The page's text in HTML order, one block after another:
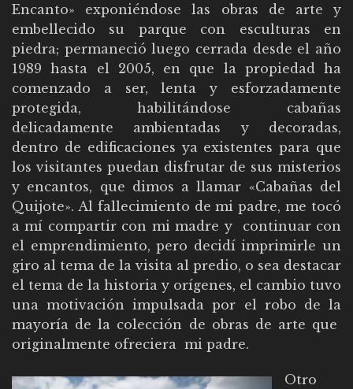
Encanto» exponiéndose las obras de arte y
embellecido su parque con esculturas en
piedra; permaneció luego cerrada desde el año
1989 hasta el 2005, en que la propiedad ha
comenzado a ser, lenta y esforzadamente
protegida, habilitándose cabañas
delicadamente ambientadas y decoradas,
dentro de edificaciones ya existentes para que
los visitantes puedan disfrutar de sus misterios
y encantos, que dimos a llamar «Cabañas del
Quijote». Al fallecimiento de mi padre, me tocó
a mí compartir con mi madre y continuar con
el emprendimiento, pero decidí imprimirle un
giro al tema de la visita al predio, o sea destacar
el tema de la historia y orígenes, el cambio tuvo
una motivación impulsada por el robo de la
mayoría de la colección de obras de arte que
originalmente ofreciera mi padre.
Otro